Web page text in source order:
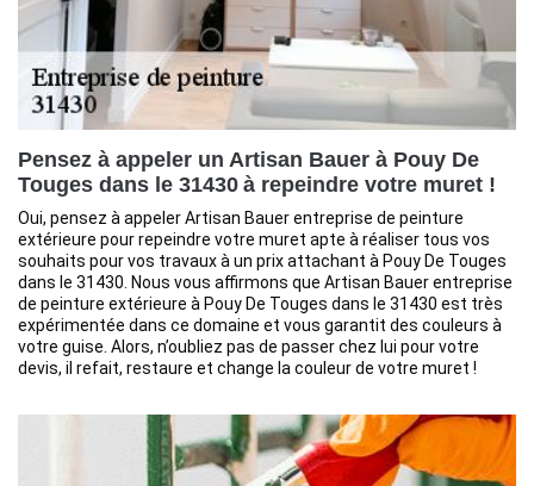
Pensez à appeler un Artisan Bauer à Pouy De
Touges dans le 31430 à repeindre votre muret !
Oui, pensez à appeler Artisan Bauer entreprise de peinture
extérieure pour repeindre votre muret apte à réaliser tous vos
souhaits pour vos travaux à un prix attachant à Pouy De Touges
dans le 31430. Nous vous affirmons que Artisan Bauer entreprise
de peinture extérieure à Pouy De Touges dans le 31430 est très
expérimentée dans ce domaine et vous garantit des couleurs à
votre guise. Alors, n’oubliez pas de passer chez lui pour votre
devis, il refait, restaure et change la couleur de votre muret !